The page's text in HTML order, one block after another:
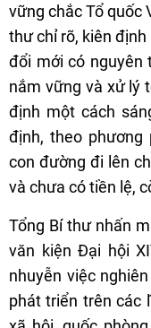
vững chắc Tổ quốc
thư chỉ rõ, kiên
đổi mới có nguyên
nắm vững và xử lý
định một cách
định, theo phương
con đường đi lên
và chưa có tiền lệ,
Tổng Bí thư nhấn
văn kiện Đại hội
nhuyễn việc
phát triển trên các